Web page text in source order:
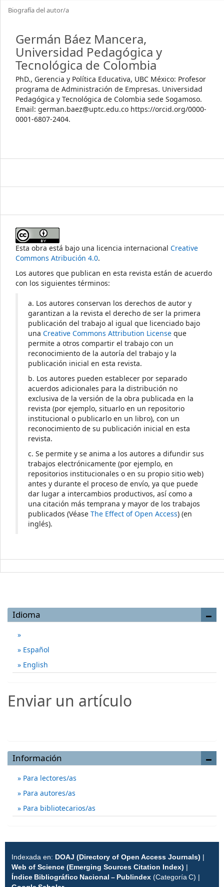
Biografía del autor/a
Germán Báez Mancera,
Universidad Pedagógica y
Tecnológica de Colombia
PhD., Gerencia y Política Educativa, UBC México: Profesor
programa de Administración de Empresas. Universidad
Pedagógica y Tecnológica de Colombia sede Sogamoso.
Email: german.baez@uptc.edu.co https://orcid.org/0000-
0001-6807-2404.
Esta obra está bajo una licencia internacional Creative
Commons Atribución 4.0.
Los autores que publican en esta revista están de acuerdo
con los siguientes términos:
a. Los autores conservan los derechos de autor y
garantizan a la revista el derecho de ser la primera
publicación del trabajo al igual que licenciado bajo
una Creative Commons Attribution License que
permite a otros compartir el trabajo con un
reconocimiento de la autoría del trabajo y la
publicación inicial en esta revista.
b. Los autores pueden establecer por separado
acuerdos adicionales para la distribución no
exclusiva de la versión de la obra publicada en la
revista (por ejemplo, situarlo en un repositorio
institucional o publicarlo en un libro), con un
reconocimiento de su publicación inicial en esta
revista.
c. Se permite y se anima a los autores a difundir sus
trabajos electrónicamente (por ejemplo, en
repositorios institucionales o en su propio sitio web)
antes y durante el proceso de envío, ya que puede
dar lugar a intercambios productivos, así como a
una citación más temprana y mayor de los trabajos
publicados (Véase The Effect of Open Access) (en
inglés).
Idioma
Español
English
Enviar un artículo
Información
Para lectores/as
Para autores/as
Para bibliotecarios/as
Indexada en: DOAJ (Directory of Open Access Journals) |
Web of Science (Emerging Sources Citation Index) |
Índice Bibliográfico Nacional – Publindex (Categoría C) |